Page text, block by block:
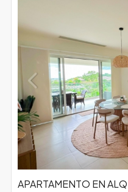
APARTAMENTO EN